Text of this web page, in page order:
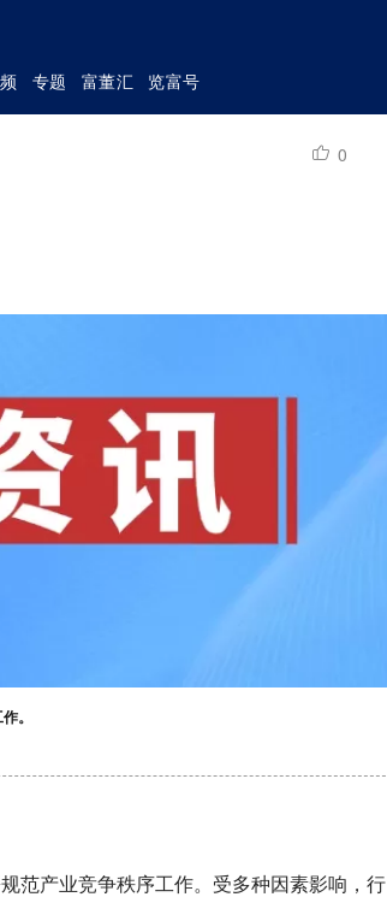
专题 富董汇 览富号
0
。
范产业竞争秩序工作。受多种因素影响，行